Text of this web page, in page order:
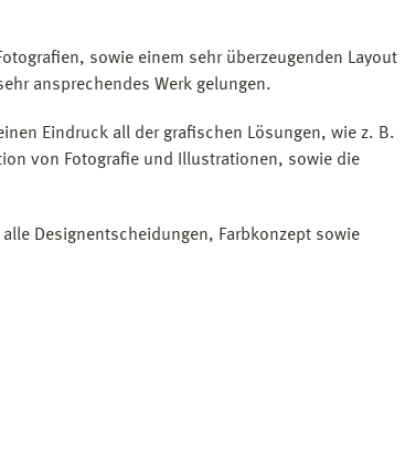
sowie einem sehr überzeugenden Layout
ansprechendes Werk gelungen.
Eindruck all der grafischen Lösungen, wie z. B.
von Fotografie und Illustrationen, sowie die
Designentscheidungen, Farbkonzept sowie